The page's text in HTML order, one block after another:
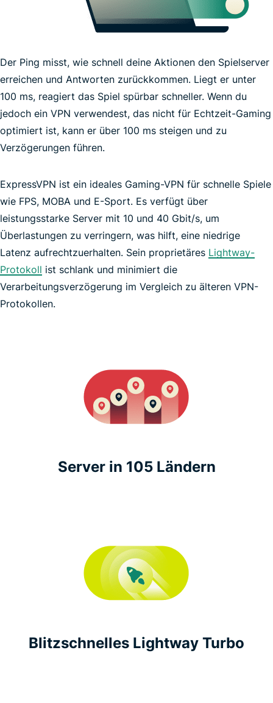
Der Ping misst, wie schnell deine Aktionen den Spielserver
erreichen und Antworten zurückkommen. Liegt er unter
100 ms, reagiert das Spiel spürbar schneller. Wenn du
jedoch ein VPN verwendest, das nicht für Echtzeit-Gaming
optimiert ist, kann er über 100 ms steigen und zu
Verzögerungen führen.
ExpressVPN ist ein ideales Gaming-VPN für schnelle Spiele
wie FPS, MOBA und E-Sport. Es verfügt über
leistungsstarke Server mit 10 und 40 Gbit/s, um
Überlastungen zu verringern, was hilft, eine niedrige
Latenz aufrechtzuerhalten. Sein proprietäres Lightway-
Protokoll ist schlank und minimiert die
Verarbeitungsverzögerung im Vergleich zu älteren VPN-
Protokollen.
schnellstmögliche VPN-
Pokémon GO
Server in 105 Ländern
Blitzschnelles Lightway Turbo